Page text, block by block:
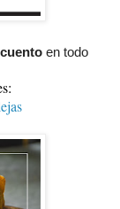
en todo